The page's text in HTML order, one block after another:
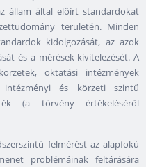
állam által előírt standardokat
területén. Minden
kidolgozását, az azok
és a mérések kivitelezését. A
oktatási intézmények
és körzeti szintű
(a törvény értékeléséről
felmérést az alapfokú
problémáinak feltárására